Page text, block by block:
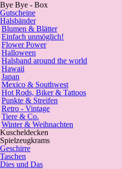
Bye Bye - Box
Gutscheine
Halsbänder
Blumen & Blätter
Einfach unmöglich!
Flower Power
Halloween
Halsband around the world
Hawaii
Japan
Mexico & Southwest
Hot Rods, Biker & Tattoos
Punkte & Streifen
Retro - Vintage
Tiere & Co.
Winter & Weihnachten
Kuscheldecken
Spielzeugkrams
Geschirre
Taschen
Dies und Das